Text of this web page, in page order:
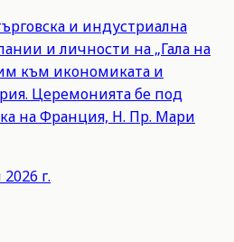
и индустриална
и личности на „Гала на
към икономиката и
Церемонията бе под
на Франция, Н. Пр. Мари
г.